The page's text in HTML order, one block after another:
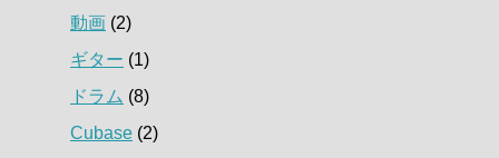
動画 (2)
ギター (1)
ドラム (8)
Cubase (2)